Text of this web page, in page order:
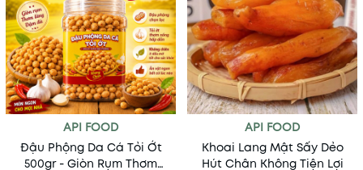
API FOOD
Đậu Phộng Da Cá Tỏi Ớt
500gr - Giòn Rụm Thơm
API FOOD
Khoai Lang Mật Sấy Dẻo
Hút Chân Không Tiện Lợi